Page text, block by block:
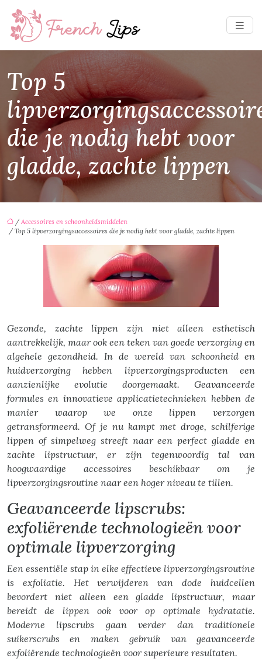
Top 5
die je nodig hebt voor
gladde, zachte lippen
/ Accessoires en schoonheidsmiddelen
/ Top 5 lipverzorgingsaccessoires die je nodig hebt voor gladde, zachte lippen
Gezonde, zachte lippen zijn niet alleen esthetisch
aantrekkelijk, maar ook een teken van goede verzorging en
algehele gezondheid. In de wereld van schoonheid en
huidverzorging hebben lipverzorgingsproducten een
aanzienlijke evolutie doorgemaakt. Geavanceerde
formules en innovatieve applicatietechnieken hebben de
manier waarop we onze lippen verzorgen
getransformeerd. Of je nu kampt met droge, schilferige
lippen of simpelweg streeft naar een perfect gladde en
zachte lipstructuur, er zijn tegenwoordig tal van
hoogwaardige accessoires beschikbaar om je
lipverzorgingsroutine naar een hoger niveau te tillen.
Geavanceerde lipscrubs:
exfoliërende technologieën voor
optimale lipverzorging
Een essentiële stap in elke effectieve lipverzorgingsroutine
is exfoliatie. Het verwijderen van dode huidcellen
bevordert niet alleen een gladde lipstructuur, maar
bereidt de lippen ook voor op optimale hydratatie.
Moderne lipscrubs gaan verder dan traditionele
suikerscrubs en maken gebruik van geavanceerde
exfoliërende technologieën voor superieure resultaten.